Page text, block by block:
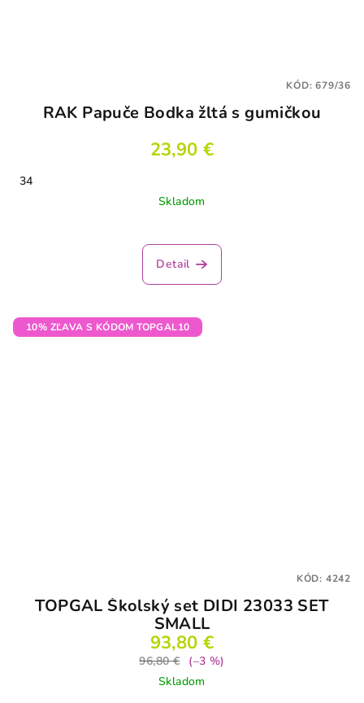
RAK Papuče Bodka žltá s gumičkou
23,90 €
34
Skladom
Detail
KÓD:679/36
10% ZĽAVA S KÓDOM TOPGAL10
TOPGAL Školský set DIDI 23033 SET
SMALL
93,80 €
96,80 €
(–3 %)
Skladom
KÓD: 4242